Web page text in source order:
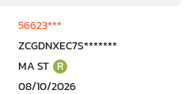
56623***
ZCGDNXEC7S*******
MA ST R
08/10/2026